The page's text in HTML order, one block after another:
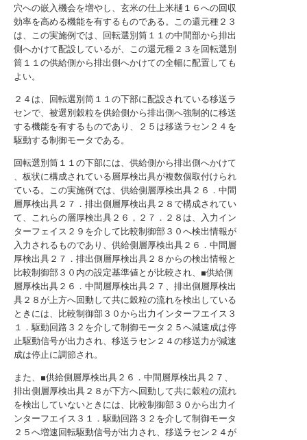
穴への嵌入機会を増やし、玄米の仕上米樋１６への回収
効率を高める機能を有するものである。この還元種２３
は、この実施例では、回転選別筒１１の中間部から排出
側へかけて配設しているが、この還元種２３を回転選別
筒１１の供給側から排出側へかけての全幅に配置しても
よい。
２４は、回転選別筒１１の下部に配設されている移送ラ
センで、被選別穀粒を供給側から排出側へ強制的に移送
する機能を有するものであり、２５は移送ラセン２４を
駆動する制御モータである。
回転選別筒１１の下部には、供給側から排出側へかけて
、板状に構成されている層厚検出具が複数個取付けられ
ている。この実施例では、供給側層厚検出具２６．中間
層厚検出具２７．排出側層厚検出具２８で構成されてい
て、これらの層厚検出具２６，２７．２８は、入力イン
ターフェイス２９を介して比較制御部３０へ検出情報が
入力されるものであり、供給側層厚検出具２６．中間層
厚検出具２７．排出側層厚検出具２８からの検出情報と
比較制御部３０内の設定基準値とが比較され、■供給側
層厚検出具２６．中間層厚検出具２７、排出側層厚検出
具２８が上方へ回動して共に穀粒の流れを検出している
ときには、比較制御部３０から出力インターフエイス３
１．駆動回路３２を介して制御モータ２５へ減速成は停
止駆動信号が出力され、移送ラセン２４の移送力が減速
成は停止に調節され。
また、■供給側層厚検出具２６．中間層厚検出具２７、
排出側層厚検出具２８が下方へ回動して共に穀粒の流れ
を検出していないときには、比較制御部３０から出力イ
ンターフエイス３１．駆動回路３２を介して制御モータ
２５へ増速回転駆動信号が出力され、移送ラセン２４が